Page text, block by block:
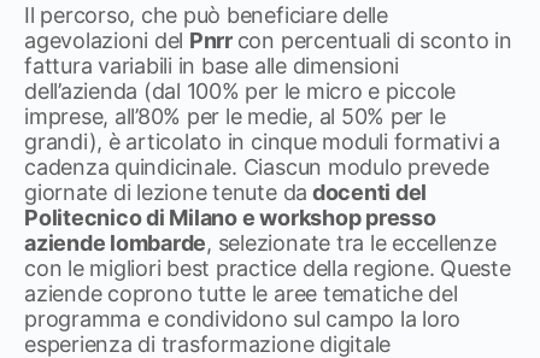
Il percorso, che può beneficiare delle
agevolazioni del Pnrr con percentuali di sconto in
fattura variabili in base alle dimensioni
dell’azienda (dal 100% per le micro e piccole
imprese, all’80% per le medie, al 50% per le
grandi), è articolato in cinque moduli formativi a
cadenza quindicinale. Ciascun modulo prevede
giornate di lezione tenute da docenti del
Politecnico di Milano e workshop presso
aziende lombarde, selezionate tra le eccellenze
con le migliori best practice della regione. Queste
aziende coprono tutte le aree tematiche del
programma e condividono sul campo la loro
esperienza di trasformazione digitale